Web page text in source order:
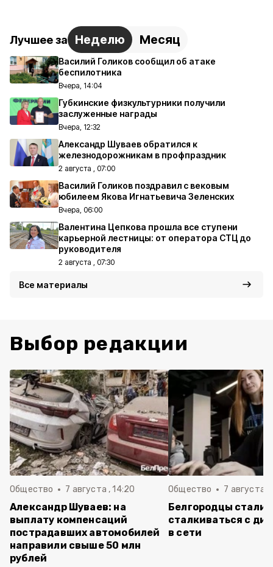
Лучшее за Неделю Месяц
Василий Голиков сообщил об атаке
беспилотника
Вчера, 14:04
Губкинские физкультурники получили
заслуженные награды
Вчера, 12:32
Александр Шуваев обратился к
железнодорожникам в профпраздник
2 августа , 07:00
Василий Голиков поздравил с вековым
юбилеем Якова Игнатьевича Зеленских
Вчера, 06:00
Валентина Цепкова прошла все ступени
карьерной лестницы: от оператора СТЦ до
руководителя
2 августа , 07:30
Все материалы
Выбор редакции
Общество 7 августа , 14:20
Александр Шуваев: на
выплату компенсаций
пострадавших автомобилей
направили свыше 50 млн
рублей
Общество 7 августа ,
Белгородцы стали
сталкиваться с
в сети